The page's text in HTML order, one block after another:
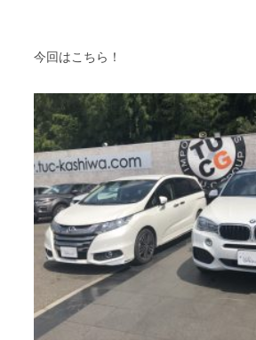
スタッフブログ
今回はこちら！